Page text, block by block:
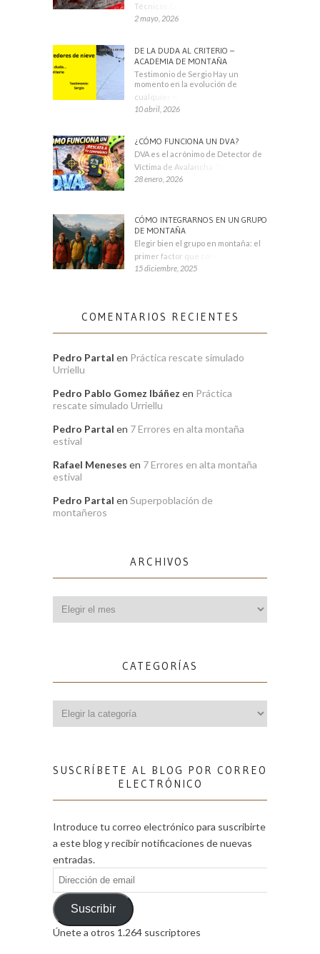
Técnicos Deportivos
2 mayo, 2026
DE LA DUDA AL CRITERIO –
ACADEMIA DE MONTAÑA
Testimonio de Sergio Hay un
momento en la evolución de
cualquier montañero
10 abril, 2026
¿CÓMO FUNCIONA UN DVA?
DVA es el acrónimo de Detector de
Víctima de Avalancha. También se
28 enero, 2026
CÓMO INTEGRARNOS EN UN GRUPO
DE MONTAÑA
Elegir bien el grupo en montaña: el
primer factor que condiciona tu
15 diciembre, 2025
COMENTARIOS RECIENTES
Pedro Partal en Práctica rescate simulado
Urriellu
Pedro Pablo Gomez Ibáñez en Práctica
rescate simulado Urriellu
Pedro Partal en 7 Errores en alta montaña
estival
Rafael Meneses en 7 Errores en alta montaña
estival
Pedro Partal en Superpoblación de
montañeros
ARCHIVOS
CATEGORÍAS
SUSCRÍBETE AL BLOG POR CORREO
ELECTRÓNICO
Introduce tu correo electrónico para suscribirte
a este blog y recibir notificaciones de nuevas
entradas.
Dirección
de
emailSuscribir
Únete a otros 1.264 suscriptores